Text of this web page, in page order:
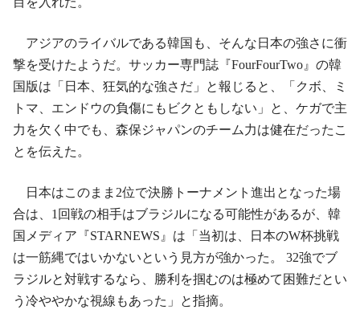
アジアのライバルである韓国も、そんな日本の強さに衝
撃を受けたようだ。サッカー専門誌『FourFourTwo』の韓
国版は「日本、狂気的な強さだ」と報じると、「クボ、ミ
トマ、エンドウの負傷にもビクともしない」と、ケガで主
力を欠く中でも、森保ジャパンのチーム力は健在だったこ
とを伝えた。
日本はこのまま2位で決勝トーナメント進出となった場
合は、1回戦の相手はブラジルになる可能性があるが、韓
国メディア『STARNEWS』は「当初は、日本のW杯挑戦
は一筋縄ではいかないという見方が強かった。 32強でブ
ラジルと対戦するなら、勝利を掴むのは極めて困難だとい
う冷ややかな視線もあった」と指摘。